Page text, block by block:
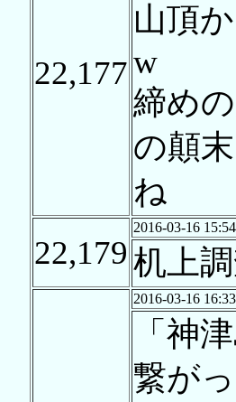
22,177
山頂
w
締め
の顛
ね
22,179
2016-03-16
机上
2016-03-16
「神
繋が